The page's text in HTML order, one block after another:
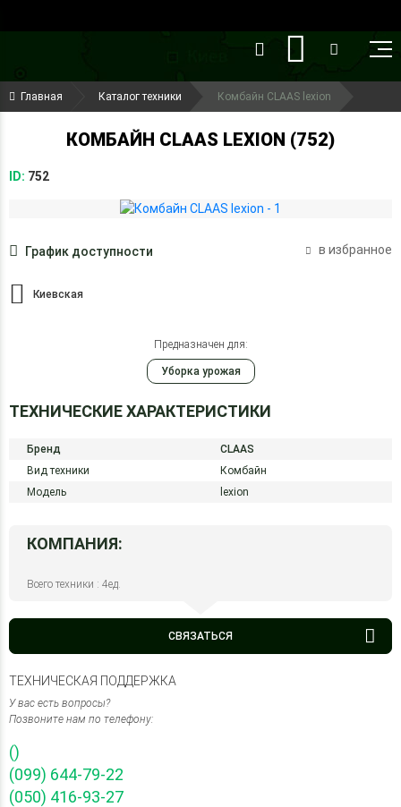
(099) 644-79-22
(050) 416-93-27
Главная Каталог техники Комбайн CLAAS lexion
КОМБАЙН CLAAS LEXION (752)
ID: 752
График доступности в избранное
Киевская
Предназначен для:
Уборка урожая
ТЕХНИЧЕСКИЕ ХАРАКТЕРИСТИКИ
Бренд
CLAAS
Вид техники
Комбайн
Модель
lexion
КОМПАНИЯ:
Всего техники : 4ед.
СВЯЗАТЬСЯ
ТЕХНИЧЕСКАЯ ПОДДЕРЖКА
У вас есть вопросы?
Позвоните нам по телефону:
()
(099) 644-79-22
(050) 416-93-27